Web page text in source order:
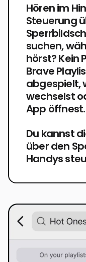
Hören im
Steuerung
suchen,
hörst? Kein
Brave
abgespielt,
wechselst
App öffnest.
Du kannst
über den
Handys